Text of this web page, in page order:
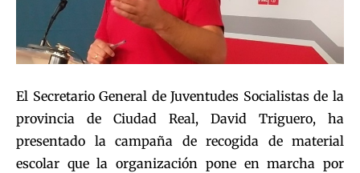
El Secretario General de Juventudes Socialistas de la
provincia de Ciudad Real, David Triguero, ha
presentado la campaña de recogida de material
escolar que la organización pone en marcha por